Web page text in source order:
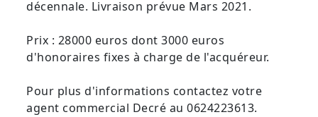
décennale. Livraison prévue Mars 2021.
Prix : 28000 euros dont 3000 euros
d'honoraires fixes à charge de l'acquéreur.
Pour plus d'informations contactez votre
agent commercial Decré au 0624223613.